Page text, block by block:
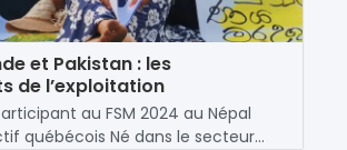
et Pakistan : les
de l’exploitation
au FSM 2024 au Népal
québécois Né dans le secteur...